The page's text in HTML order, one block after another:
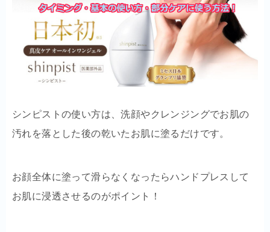
シンピストの使い方は、洗顔やクレンジングでお肌の
汚れを落とした後の乾いたお肌に塗るだけです。
お顔全体に塗って滑らなくなったらハンドプレスして
お肌に浸透させるのがポイント！